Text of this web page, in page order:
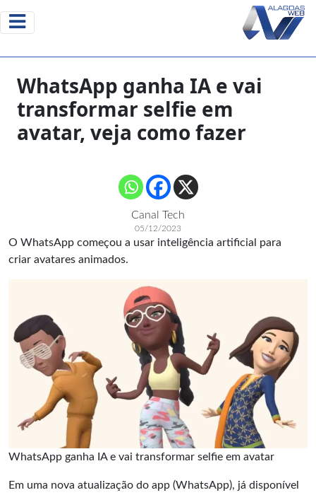
WhatsApp ganha IA e vai
transformar selfie em
avatar, veja como fazer
Canal Tech
05/12/2023
O WhatsApp começou a usar inteligência artificial para
criar avatares animados.
WhatsApp ganha IA e vai transformar selfie em avatar
Em uma nova atualização do app (WhatsApp), já disponível